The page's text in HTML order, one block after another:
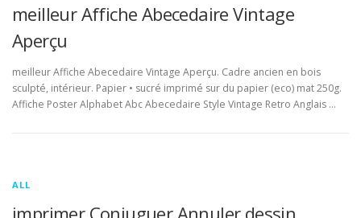
meilleur Affiche Abecedaire Vintage
Aperçu
meilleur Affiche Abecedaire Vintage Aperçu. Cadre ancien en bois
sculpté, intérieur. Papier • sucré imprimé sur du papier (eco) mat 250g.
Affiche Poster Alphabet Abc Abecedaire Style Vintage Retro Anglais …
ALL
imprimer Conjuguer Annuler dessin